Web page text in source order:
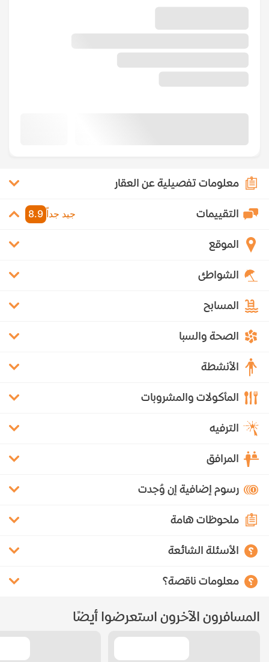
معلومات تفصيلية عن العقار
التقييمات جيد جداً 8.9
الموقع
الشواطئ
المسابح
الصحة والسبا
الأنشطة
المأكولات والمشروبات
الترفيه
المرافق
رسوم إضافية إن وُجدت
ملحوظات هامة
الأسئلة الشائعة
معلومات ناقصة؟
المسافرون الآخرون استعرضوا أيضًا